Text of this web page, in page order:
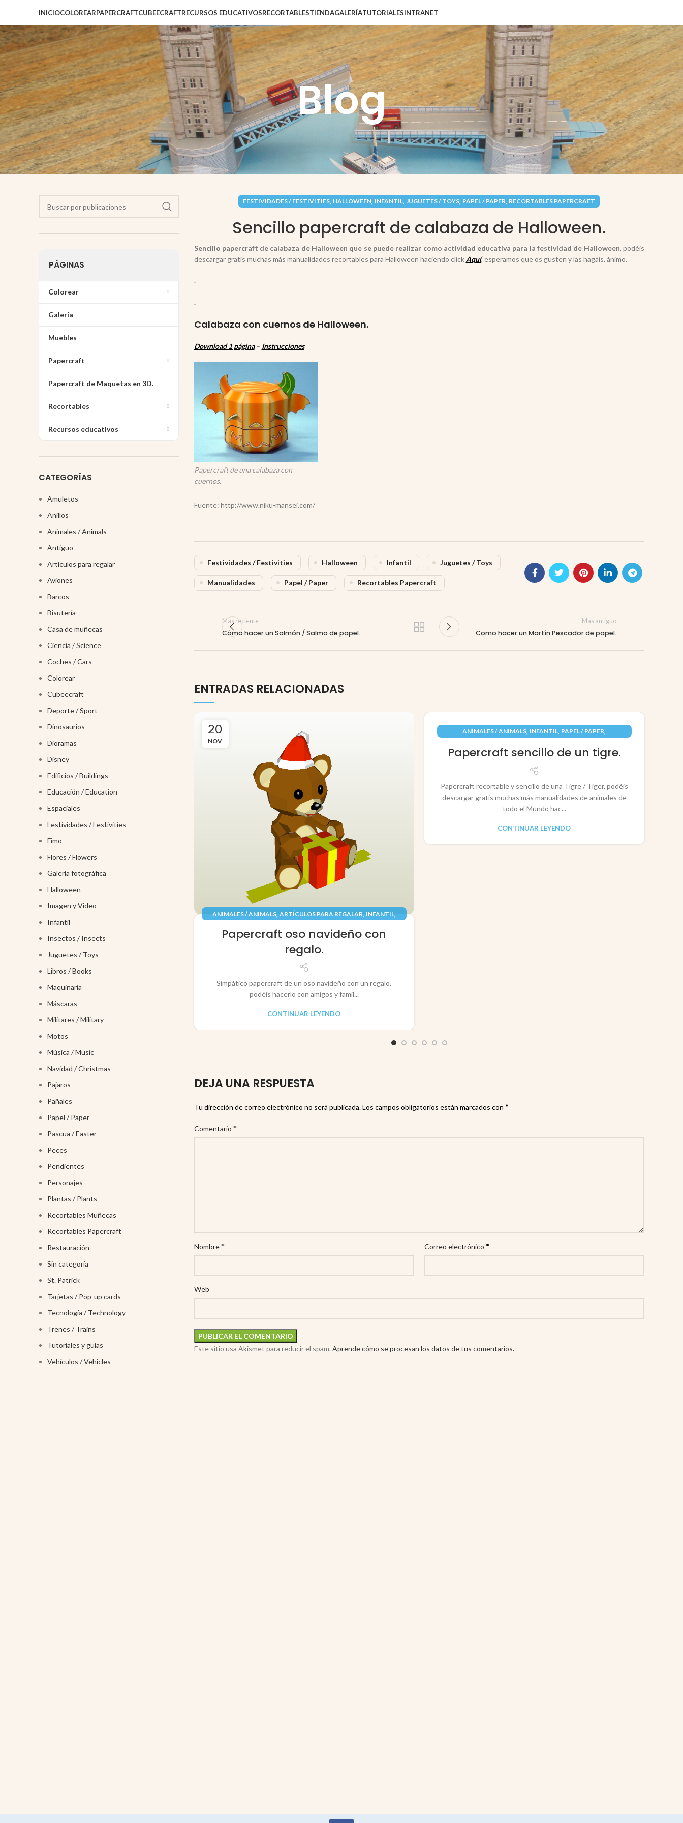
INICIOCOLOREARPAPERCRAFTCUBEECRAFTRECURSOS EDUCATIVOSRECORTABLESTIENDAGALERÍATUTORIALESINTRANET
Blog
FESTIVIDADES / FESTIVITIES, HALLOWEEN, INFANTIL,JUGUETES / TOYS, PAPEL / PAPER, RECORTABLES PAPERCRAFT
Sencillo papercraft de calabaza de Halloween.
Sencillo papercraft de calabaza de Halloween que se puede realizar como actividad educativa para la festividad de Halloween, podéis
descargar gratis muchas más manualidades recortables para Halloween haciendo click Aquí, esperamos que os gusten y las hagáis, ánimo.
.
.
Calabaza con cuernos de Halloween.
Download 1 página– Instrucciones
Papercraft de una calabaza con
cuernos.
Fuente: http://www.niku-mansei.com/
Festividades / Festivities Halloween Infantil Juguetes / Toys
Manualidades Papel / Paper Recortables Papercraft
Mas reciente
Cómo hacer un Salmón / Salmo de papel.
Mas antiguo
Como hacer un Martín Pescador de papel.
ENTRADAS RELACIONADAS
20
NOV
ANIMALES / ANIMALS, ARTÍCULOS PARA REGALAR, INFANTIL,
Papercraft oso navideño con
regalo.
Simpático papercraft de un oso navideño con un regalo,
podéis hacerlo con amigos y famil...
CONTINUAR LEYENDO
ANIMALES / ANIMALS, INFANTIL, PAPEL / PAPER,
Papercraft sencillo de un tigre.
Papercraft recortable y sencillo de una Tigre / Tiger, podéis
descargar gratis muchas más manualidades de animales de
todo el Mundo hac...
CONTINUAR LEYENDO
DEJA UNA RESPUESTA
Tu dirección de correo electrónico no será publicada. Los campos obligatorios están marcados con *
Comentario *
Nombre* Correo electrónico *
Web
Este sitio usa Akismet para reducir el spam. Aprende cómo se procesan los datos de tus comentarios.
PÁGINAS
Colorear
Galería
Muebles
Papercraft
Papercraft de Maquetas en 3D.
Recortables
Recursos educativos
CATEGORÍAS
Amuletos
Anillos
Animales / Animals
Antiguo
Artículos para regalar
Aviones
Barcos
Bisutería
Casa de muñecas
Ciencia / Science
Coches / Cars
Colorear
Cubeecraft
Deporte / Sport
Dinosaurios
Dioramas
Disney
Edificios / Buildings
Educación / Education
Espaciales
Festividades / Festivities
Fimo
Flores / Flowers
Galería fotográfica
Halloween
Imagen y Video
Infantil
Insectos / Insects
Juguetes / Toys
Libros / Books
Maquinaria
Máscaras
Militares / Military
Motos
Música / Music
Navidad / Christmas
Pajaros
Pañales
Papel / Paper
Pascua / Easter
Peces
Pendientes
Personajes
Plantas / Plants
Recortables Muñecas
Recortables Papercraft
Restauración
Sin categoría
St. Patrick
Tarjetas / Pop-up cards
Tecnología / Technology
Trenes / Trains
Tutoriales y guías
Vehículos / Vehicles